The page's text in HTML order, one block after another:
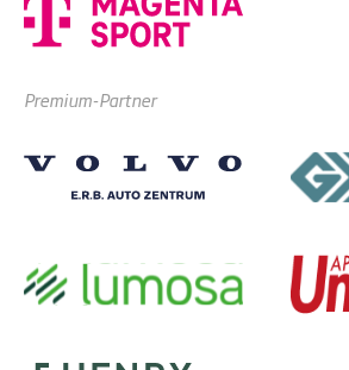
Premium-Partner